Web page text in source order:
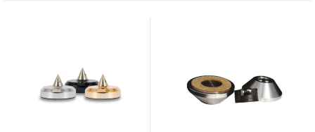
Dit
variaties.
Deze
optie
Dit
Deze
optie